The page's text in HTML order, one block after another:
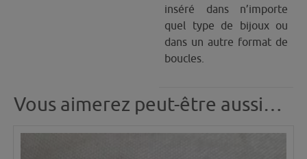
inséré dans n’importe
quel type de bijoux ou
dans un autre format de
boucles.
Vous aimerez peut-être aussi…